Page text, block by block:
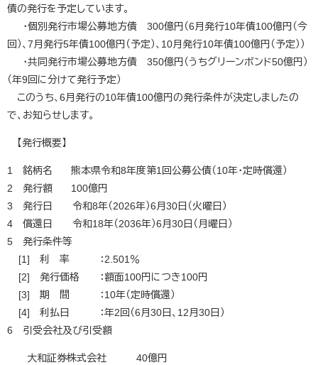
債の発行を予定しています。
・個別発行市場公募地方債 300億円（6月発行10年債100億円（今
回）、7月発行5年債100億円（予定）、10月発行10年債100億円（予定））
・共同発行市場公募地方債 350億円（うちグリーンボンド50億円）
（年9回に分けて発行予定）
このうち、6月発行の10年債100億円の発行条件が決定しましたの
で、お知らせします。
【発行概要】
1 銘柄名 熊本県令和8年度第1回公募公債（10年・定時償還）
2 発行額 100億円
3 発行日 令和8年（2026年）6月30日（火曜日）
4 償還日 令和18年（2036年）6月30日（月曜日）
5 発行条件等
[1] 利 率 ：2.501％
[2] 発行価格 ：額面100円につき100円
[3] 期 間 ：10年（定時償還）
[4] 利払日 ：年2回（6月30日、12月30日）
6 引受会社及び引受額
大和証券株式会社 40億円